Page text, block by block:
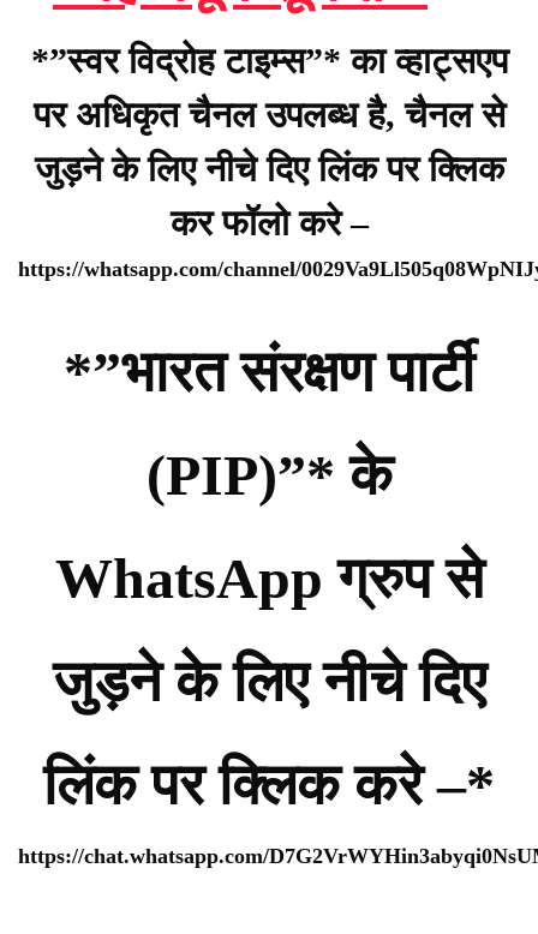
*”स्वर विद्रोह टाइम्स”* का व्हाट्सएप
पर अधिकृत चैनल उपलब्ध है, चैनल से
जुड़ने के लिए नीचे दिए लिंक पर क्लिक
कर फॉलो करे –
https://whatsapp.com/channel/
*”भारत संरक्षण पार्टी
(PIP)”* के
WhatsApp ग्रुप से
जुड़ने के लिए नीचे दिए
लिंक पर क्लिक करे –*
https://chat.whatsapp.com/